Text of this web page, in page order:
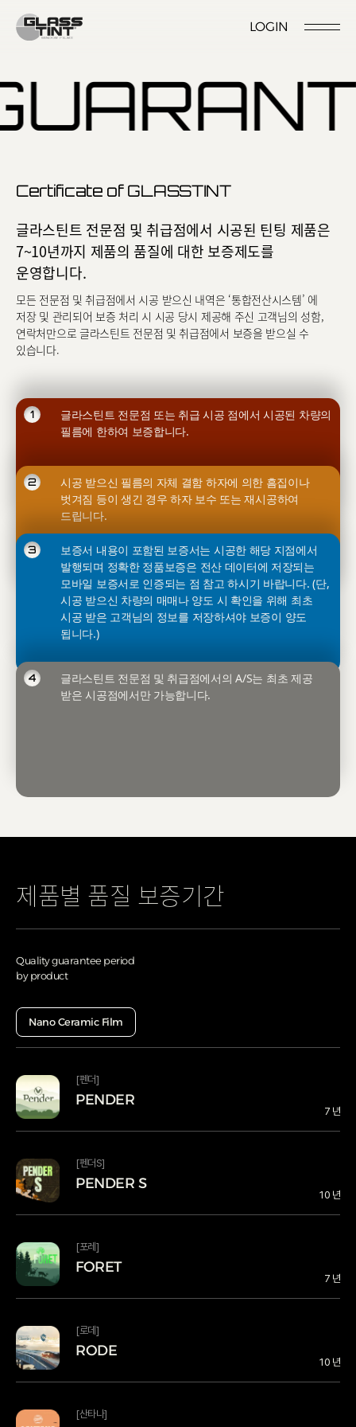
LOGIN
WINDOW TINT
Pender
Foret
Santana
Shure X
REFLECTIVE CERAMIC
WINDOW TINT
PPF
SUPPORT
CONTACT US
Certificate of GLASSTINT
글라스틴트 전문점 및 취급점에서 시공된 틴팅 제품은
7~10년까지 제품의 품질에 대한 보증제도를
운영합니다.
모든 전문점 및 취급점에서 시공 받으신 내역은 ‘통합전산시스템’ 에
저장 및 관리되어 보증 처리 시 시공 당시 제공해 주신 고객님의 성함,
연락처만으로 글라스틴트 전문점 및 취급점에서 보증을 받으실 수
있습니다.
글라스틴트 전문점 또는 취급 시공 점에서 시공된 차량의
필름에 한하여 보증합니다.
시공 받으신 필름의 자체 결함 하자에 의한 흠집이나
벗겨짐 등이 생긴 경우하자 보수 또는 재시공하여
드립니다.
보증서 내용이 포함된 보증서는 시공한 해당 지점에서
발행되며 정확한 정품보증은 전산 데이터에 저장되는
모바일 보증서로 인증되는 점 참고 하시기 바랍니다.(단,
시공 받으신 차량의 매매나 양도 시 확인을 위해 최초
시공 받은 고객님의 정보를 저장하셔야 보증이 양도
됩니다.)
글라스틴트 전문점 및 취급점에서의 A/S는 최초 제공
받은 시공점에서만 가능합니다.
제품별 품질 보증기간
Quality guarantee period
by product
Nano Ceramic Film
[펜더]
PENDER
PENDER PENDER
7 년
[펜더S]
PENDER S
PENDER S PENDER S
10 년
[포레]
FORET
FORET FORET
7 년
[로데]
RODE
RODE RODE
10 년
[산타나]